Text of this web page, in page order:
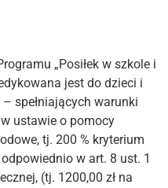
„Posiłek w szkole i
jest do dzieci i
– spełniających warunki
ustawie o pomocy
tj. 200 % kryterium
w art. 8 ust. 1
(tj. 1200,00 zł na